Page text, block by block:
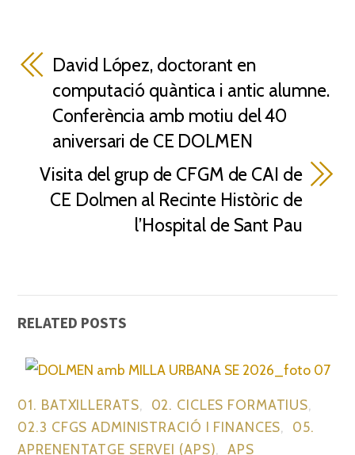
David López, doctorant en
computació quàntica i antic alumne.
Conferència amb motiu del 40
aniversari de CE DOLMEN
Visita del grup de CFGM de CAI de
CE Dolmen al Recinte Històric de
l’Hospital de Sant Pau
RELATED POSTS
01. BATXILLERATS, 02. CICLES FORMATIUS,
02.3 CFGS ADMINISTRACIÓ I FINANCES,
05.
APRENENTATGE SERVEI (APS), APS